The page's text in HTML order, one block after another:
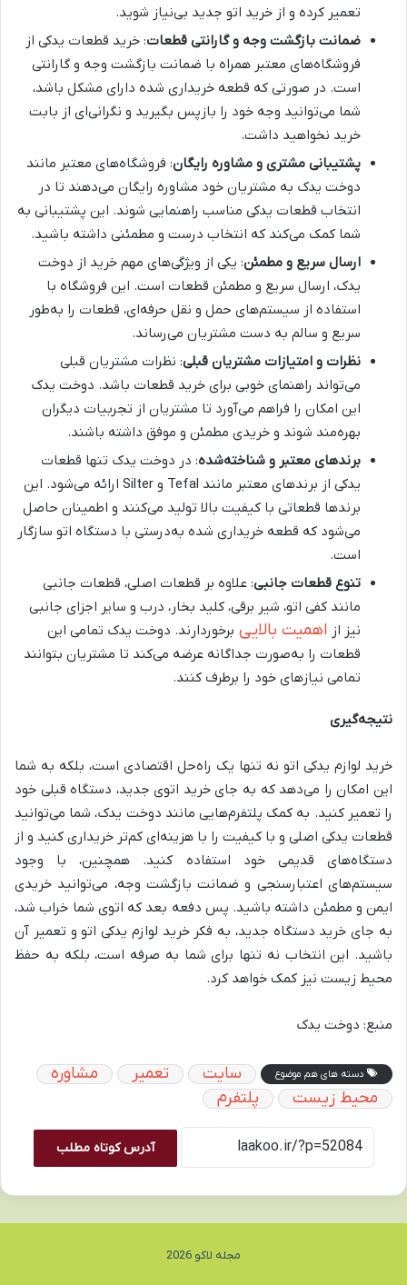
تعمیر کرده و از خرید اتو جدید بی‌نیاز شوید.
ضمانت بازگشت وجه و گارانتی قطعات: خرید قطعات یدکی از
فروشگاه‌های معتبر همراه با ضمانت بازگشت وجه و گارانتی
است. در صورتی که قطعه خریداری شده دارای مشکل باشد،
شما می‌توانید وجه خود را بازپس بگیرید و نگرانی‌ای از بابت
خرید نخواهید داشت.
پشتیبانی مشتری و مشاوره رایگان: فروشگاه‌های معتبر مانند
دوخت یدک به مشتریان خود مشاوره رایگان می‌دهند تا در
انتخاب قطعات یدکی مناسب راهنمایی شوند. این پشتیبانی به
شما کمک می‌کند که انتخاب درست و مطمئنی داشته باشید.
ارسال سریع و مطمئن: یکی از ویژگی‌های مهم خرید از دوخت
یدک، ارسال سریع و مطمئن قطعات است. این فروشگاه با
استفاده از سیستم‌های حمل و نقل حرفه‌ای، قطعات را به‌طور
سریع و سالم به دست مشتریان می‌رساند.
نظرات و امتیازات مشتریان قبلی: نظرات مشتریان قبلی
می‌تواند راهنمای خوبی برای خرید قطعات باشد. دوخت یدک
این امکان را فراهم می‌آورد تا مشتریان از تجربیات دیگران
بهره‌مند شوند و خریدی مطمئن و موفق داشته باشند.
برندهای معتبر و شناخته‌شده: در دوخت یدک تنها قطعات
یدکی از برندهای معتبر مانند Tefal و Silter ارائه می‌شود. این
برندها قطعاتی با کیفیت بالا تولید می‌کنند و اطمینان حاصل
می‌شود که قطعه خریداری شده به‌درستی با دستگاه اتو سازگار
است.
تنوع قطعات جانبی: علاوه بر قطعات اصلی، قطعات جانبی
مانند کفی اتو، شیر برقی، کلید بخار، درب و سایر اجزای جانبی
نیز از اهمیت بالایی برخوردارند. دوخت یدک تمامی این
قطعات را به‌صورت جداگانه عرضه می‌کند تا مشتریان بتوانند
تمامی نیازهای خود را برطرف کنند.
نتیجه‌گیری
خرید لوازم یدکی اتو نه تنها یک راه‌حل اقتصادی است، بلکه به شما
این امکان را می‌دهد که به جای خرید اتوی جدید، دستگاه قبلی خود
را تعمیر کنید. به کمک پلتفرم‌هایی مانند دوخت یدک، شما می‌توانید
قطعات یدکی اصلی و با کیفیت را با هزینه‌ای کم‌تر خریداری کنید و از
دستگاه‌های قدیمی خود استفاده کنید. همچنین، با وجود
سیستم‌های اعتبارسنجی و ضمانت بازگشت وجه، می‌توانید خریدی
ایمن و مطمئن داشته باشید. پس دفعه بعد که اتوی شما خراب شد،
به جای خرید دستگاه جدید، به فکر خرید لوازم یدکی اتو و تعمیر آن
باشید. این انتخاب نه تنها برای شما به صرفه است، بلکه به حفظ
محیط زیست نیز کمک خواهد کرد.
منبع: دوخت یدک
دسته های هم موضوع سایت تعمیر
مشاوره
محیط زیست
پلتفرم
آدرس کوتاه مطلب
مجله لاکو 2026